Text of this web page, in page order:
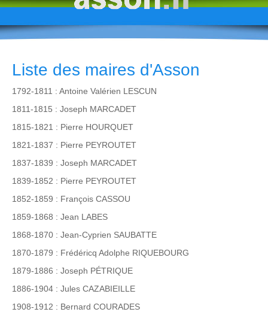
Liste des maires d'Asson
1792-1811 : Antoine Valérien LESCUN
1811-1815 : Joseph MARCADET
1815-1821 : Pierre HOURQUET
1821-1837 : Pierre PEYROUTET
1837-1839 : Joseph MARCADET
1839-1852 : Pierre PEYROUTET
1852-1859 : François CASSOU
1859-1868 : Jean LABES
1868-1870 : Jean-Cyprien SAUBATTE
1870-1879 : Frédéricq Adolphe RIQUEBOURG
1879-1886 : Joseph PÉTRIQUE
1886-1904 : Jules CAZABIEILLE
1908-1912 : Bernard COURADES